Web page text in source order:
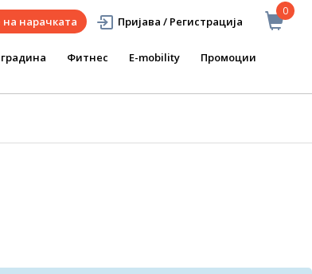
0
нарачката Пријава / Регистрација
Фитнес E-mobility
Промоции